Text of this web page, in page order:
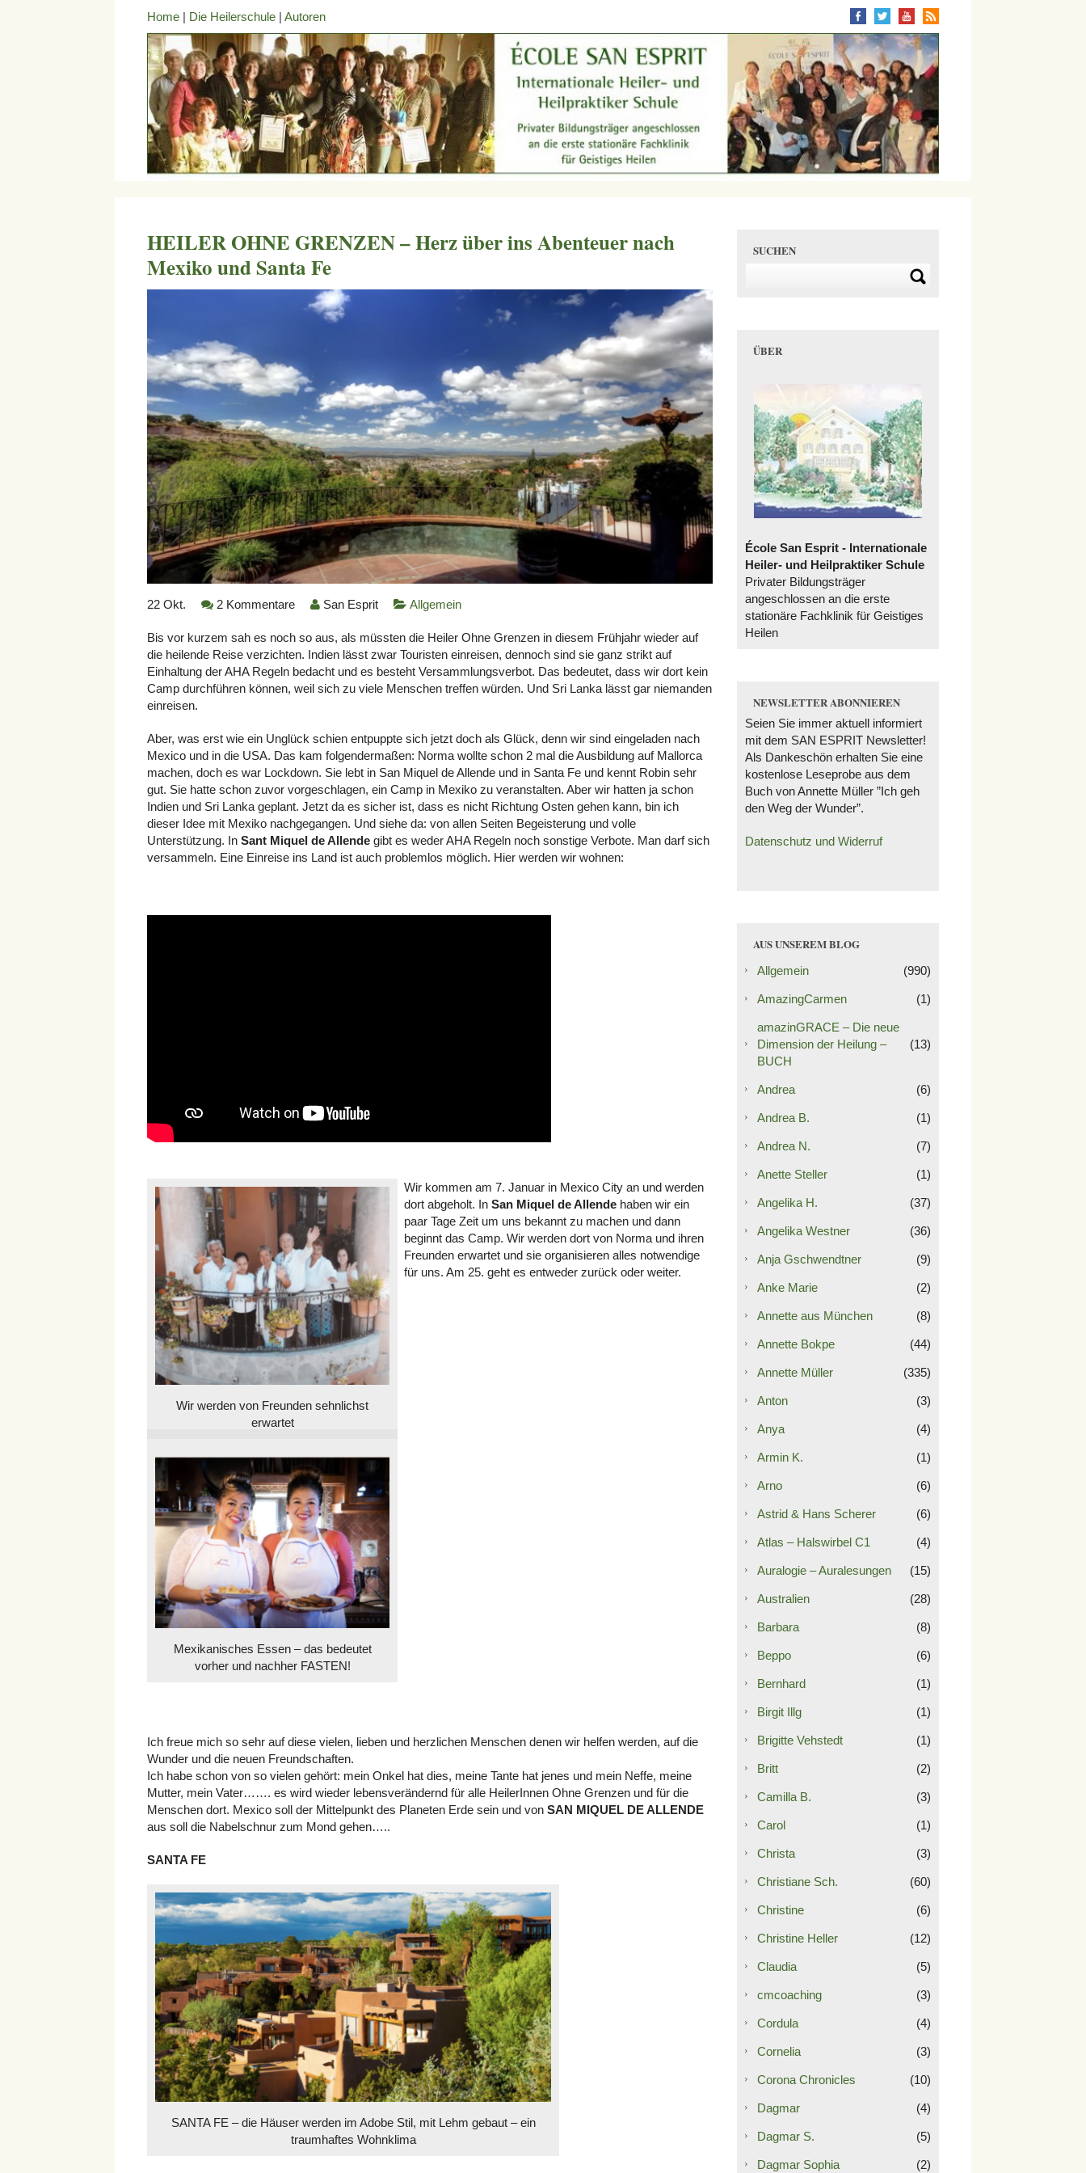
Home | Die Heilerschule | Autoren
HEILER OHNE GRENZEN – Herz über ins Abenteuer nach
Mexiko und Santa Fe
22 Okt. 2 Kommentare San Esprit Allgemein
Bis vor kurzem sah es noch so aus, als müssten die Heiler Ohne Grenzen in diesem Frühjahr wieder auf
die heilende Reise verzichten. Indien lässt zwar Touristen einreisen, dennoch sind sie ganz strikt auf
Einhaltung der AHA Regeln bedacht und es besteht Versammlungsverbot. Das bedeutet, dass wir dort kein
Camp durchführen können, weil sich zu viele Menschen treffen würden. Und Sri Lanka lässt gar niemanden
einreisen.
Aber, was erst wie ein Unglück schien entpuppte sich jetzt doch als Glück, denn wir sind eingeladen nach
Mexico und in die USA. Das kam folgendermaßen: Norma wollte schon 2 mal die Ausbildung auf Mallorca
machen, doch es war Lockdown. Sie lebt in San Miquel de Allende und in Santa Fe und kennt Robin sehr
gut. Sie hatte schon zuvor vorgeschlagen, ein Camp in Mexiko zu veranstalten. Aber wir hatten ja schon
Indien und Sri Lanka geplant. Jetzt da es sicher ist, dass es nicht Richtung Osten gehen kann, bin ich
dieser Idee mit Mexiko nachgegangen. Und siehe da: von allen Seiten Begeisterung und volle
Unterstützung. In Sant Miquel de Allende gibt es weder AHA Regeln noch sonstige Verbote. Man darf sich
versammeln. Eine Einreise ins Land ist auch problemlos möglich. Hier werden wir wohnen:
Wir werden von Freunden sehnlichst
erwartet
Wir kommen am 7. Januar in Mexico City an und werden
dort abgeholt. In San Miquel de Allendehaben wir ein
paar Tage Zeit um uns bekannt zu machen und dann
beginnt das Camp. Wir werden dort von Norma und ihren
Freunden erwartet und sie organisieren alles notwendige
für uns. Am 25. geht es entweder zurück oder weiter.
Mexikanisches Essen – das bedeutet
vorher und nachher FASTEN!
Ich freue mich so sehr auf diese vielen, lieben und herzlichen Menschen denen wir helfen werden, auf die
Wunder und die neuen Freundschaften.
Ich habe schon von so vielen gehört: mein Onkel hat dies, meine Tante hat jenes und mein Neffe, meine
Mutter, mein Vater……. es wird wieder lebensverändernd für alle HeilerInnen Ohne Grenzen und für die
Menschen dort. Mexico soll der Mittelpunkt des Planeten Erde sein und von SAN MIQUEL DE ALLENDE
aus soll die Nabelschnur zum Mond gehen…..
SANTA FE
SANTA FE – die Häuser werden im Adobe Stil, mit Lehm gebaut – ein
traumhaftes Wohnklima
SUCHEN
ÜBER
École San Esprit - Internationale
Heiler- und Heilpraktiker Schule
Privater Bildungsträger
angeschlossen an die erste
stationäre Fachklinik für Geistiges
Heilen
NEWSLETTER ABONNIEREN
Seien Sie immer aktuell informiert
mit dem SAN ESPRIT Newsletter!
Als Dankeschön erhalten Sie eine
kostenlose Leseprobe aus dem
Buch von Annette Müller ”Ich geh
den Weg der Wunder”.
Datenschutz und Widerruf
AUS UNSEREM BLOG
Allgemein (990)
AmazingCarmen (1)
amazinGRACE – Die neue
Dimension der Heilung –
BUCH
(13)
Andrea (6)
Andrea B. (1)
Andrea N. (7)
Anette Steller (1)
Angelika H. (37)
Angelika Westner (36)
Anja Gschwendtner (9)
Anke Marie (2)
Annette aus München (8)
Annette Bokpe (44)
Annette Müller (335)
Anton (3)
Anya (4)
Armin K. (1)
Arno (6)
Astrid & Hans Scherer (6)
Atlas – Halswirbel C1 (4)
Auralogie – Auralesungen (15)
Australien (28)
Barbara (8)
Beppo (6)
Bernhard (1)
Birgit Illg (1)
Brigitte Vehstedt (1)
Britt (2)
Camilla B. (3)
Carol (1)
Christa (3)
Christiane Sch. (60)
Christine (6)
Christine Heller (12)
Claudia (5)
cmcoaching (3)
Cordula (4)
Cornelia (3)
Corona Chronicles (10)
Dagmar (4)
Dagmar S. (5)
Dagmar Sophia (2)